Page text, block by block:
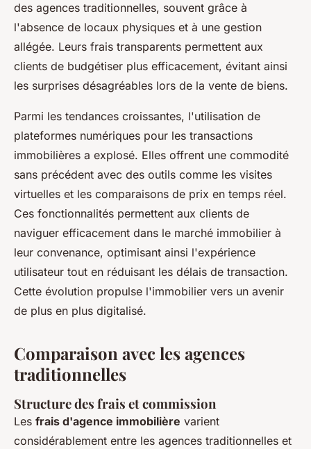
des agences traditionnelles, souvent grâce à
l'absence de locaux physiques et à une gestion
allégée. Leurs frais transparents permettent aux
clients de budgétiser plus efficacement, évitant ainsi
les surprises désagréables lors de la vente de biens.
Parmi les tendances croissantes, l'utilisation de
plateformes numériques pour les transactions
immobilières a explosé. Elles offrent une commodité
sans précédent avec des outils comme les visites
virtuelles et les comparaisons de prix en temps réel.
Ces fonctionnalités permettent aux clients de
naviguer efficacement dans le marché immobilier à
leur convenance, optimisant ainsi l'expérience
utilisateur tout en réduisant les délais de transaction.
Cette évolution propulse l'immobilier vers un avenir
de plus en plus digitalisé.
Comparaison avec les agences
traditionnelles
Structure des frais et commission
Les frais d'agence immobilière varient
considérablement entre les agences traditionnelles et